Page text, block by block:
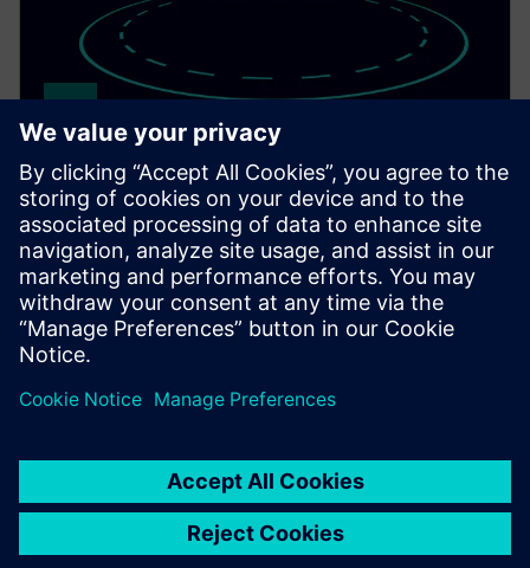
SITRANS TDL
Achieve fast, selective gas measurement with the in-
situ gas analyzer SITRANS TDL for a wide range of
different gases.